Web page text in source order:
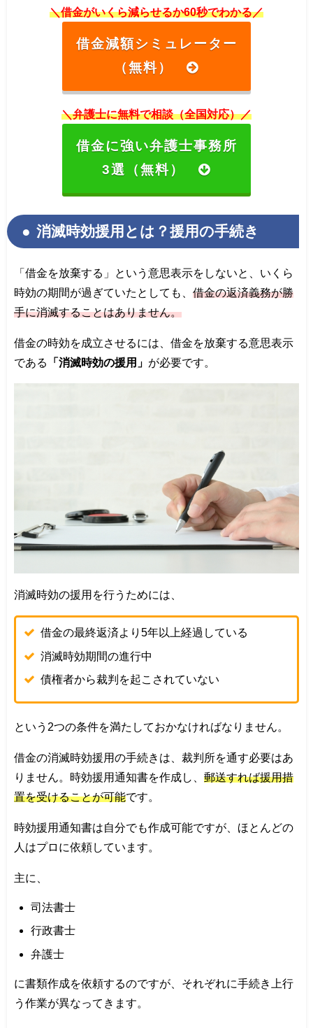
＼借金がいくら減らせるか60秒でわかる／
借金減額シミュレーター
（無料）
＼弁護士に無料で相談（全国対応）／
借金に強い弁護士事務所
3選（無料）
消滅時効援用とは？援用の手続き
「借金を放棄する」という意思表示をしないと、いくら
時効の期間が過ぎていたとしても、 借金の返済義務が勝
手に消滅することはありません。
借金の時効を成立させるには、借金を放棄する意思表示
である
「消滅時効の援用」 が必要です。
消滅時効の援用を行うためには、
借金の最終返済より5年以上経過している
消滅時効期間の進行中
債権者から裁判を起こされていない
という2つの条件を満たしておかなければなりません。
借金の消滅時効援用の手続きは、裁判所を通す必要はあ
りません。時効援用通知書を作成し、 郵送すれば援用措
置を受けることが可能です。
時効援用通知書は自分でも作成可能ですが、ほとんどの
人はプロに依頼しています。
主に、
司法書士
行政書士
弁護士
に書類作成を依頼するのですが、それぞれに手続き上行
う作業が異なってきます。